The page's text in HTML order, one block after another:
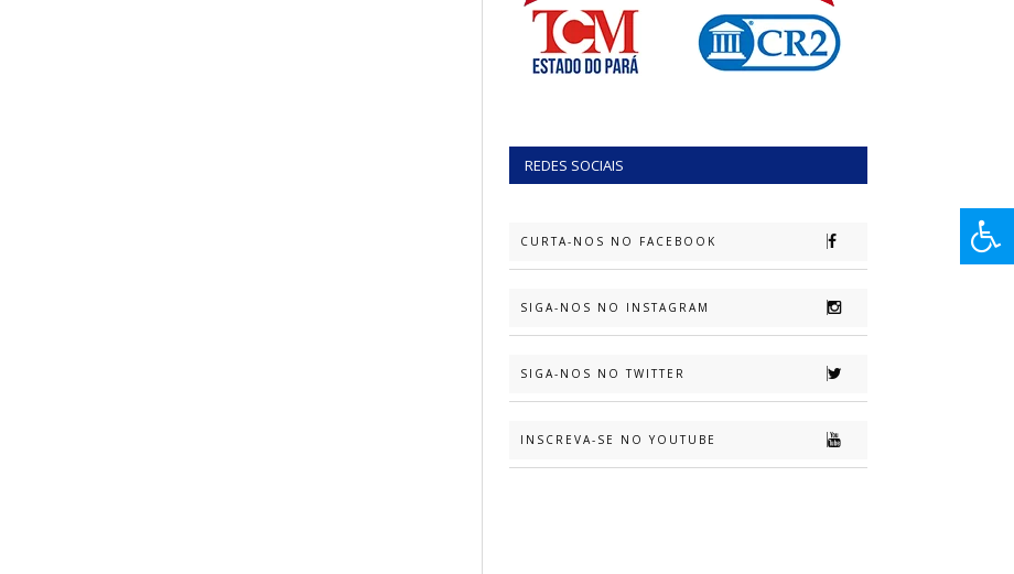
REDES SOCIAIS
CURTA-NOS NO FACEBOOK
SIGA-NOS NO INSTAGRAM
SIGA-NOS NO TWITTER
INSCREVA-SE NO YOUTUBE